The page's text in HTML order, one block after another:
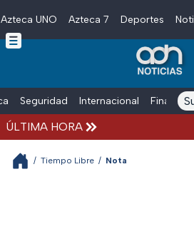
Skip to main content
Azteca UNO Azteca 7 Deportes
Seguridad Internacional Finanzas
ÚLTIMA HORA
/ Tiempo Libre / Nota